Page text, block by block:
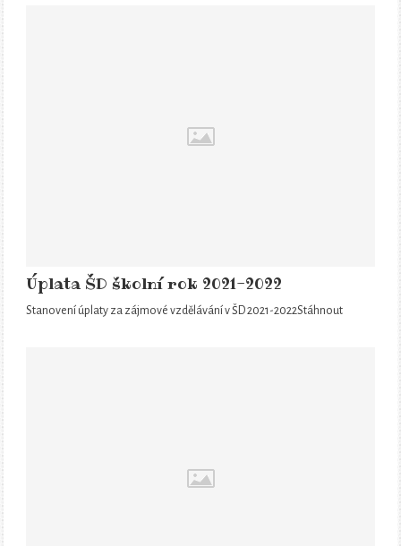
Úplata ŠD školní rok 2021-2022
Stanovení úplaty za zájmové vzdělávání v ŠD 2021-2022Stáhnout